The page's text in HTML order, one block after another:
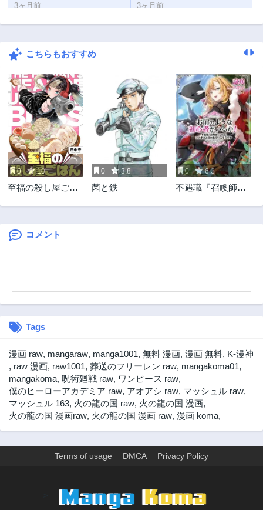
3ヶ月前 3ヶ月前
第5話 第4話
第3話
第1話
3ヶ月前
こちらもおすすめ
0 10
至福の殺し屋ごは
0 3.8
菌と鉄
0 6.3
不遇職『召喚師』
です
コメント
Tags
漫画 raw, mangaraw, manga1001, 無料 漫画, 漫画 無料, K-漫神
, raw 漫画, raw1001, 葬送のフリーレン raw, mangakoma01,
mangakoma, 呪術廻戦 raw, ワンピース raw,
僕のヒーローアカデミア raw, アオアシ raw, マッシュル raw,
マッシュル 163, 火の龍の国 raw, 火の龍の国 漫画,
火の龍の国 漫画raw, 火の龍の国 漫画 raw, 漫画 koma,
Terms of usage DMCA Privacy Policy